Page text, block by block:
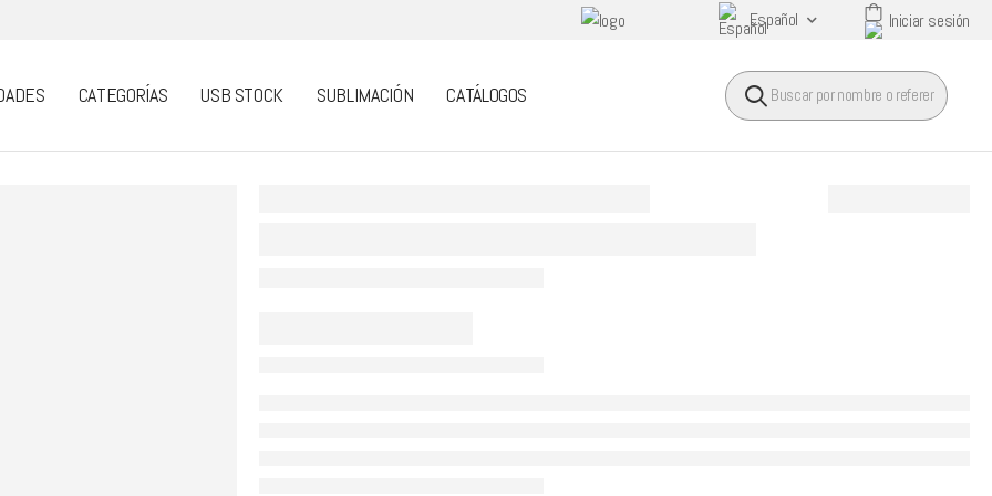
Español Iniciar sesión
CATEGORÍAS USB STOCK SUBLIMACIÓN CATÁLOGOS HEADER SEARCH